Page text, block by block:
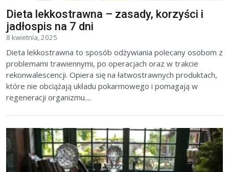
Dieta lekkostrawna – zasady, korzyści i
jadłospis na 7 dni
8 kwietnia, 2025
Dieta lekkostrawna to sposób odżywiania polecany osobom z
problemami trawiennymi, po operacjach oraz w trakcie
rekonwalescencji. Opiera się na łatwostrawnych produktach,
które nie obciążają układu pokarmowego i pomagają w
regeneracji organizmu....